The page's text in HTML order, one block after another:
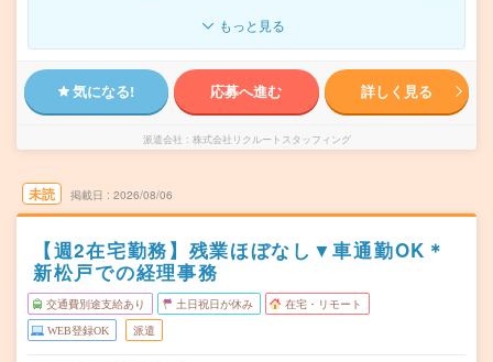
もっと見る
気になる! 応募へ進む 詳しく見る
派遣会社 株式会社リクルートスタッフィング
未読 掲載日 2026/08/06
【週2在宅勤務】残業ほぼなし▼車通勤OK＊
新松戸での経理事務
交通費別途支給あり 土日祝日が休み 在宅・リモート
WEB登録OK 派遣